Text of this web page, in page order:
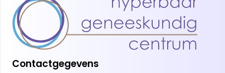
Contactgegevens